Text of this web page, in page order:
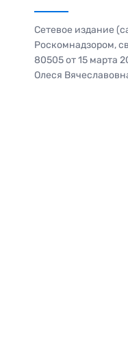
Сетевое издание
Роскомнадзором,
80505 от 15 марта
Олеся